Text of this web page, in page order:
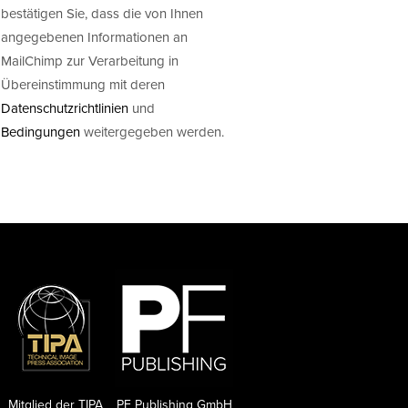
bestätigen Sie, dass die von Ihnen
angegebenen Informationen an
MailChimp zur Verarbeitung in
Übereinstimmung mit deren
Datenschutzrichtlinien und
Bedingungenweitergegeben werden.
PF Publishing GmbH
Mitglied der TIPA